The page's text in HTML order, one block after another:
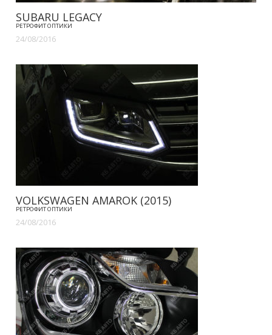
SUBARU LEGACY
РЕТРОФИТ ОПТИКИ
24/08/2016
VOLKSWAGEN AMAROK (2015)
РЕТРОФИТ ОПТИКИ
24/08/2016